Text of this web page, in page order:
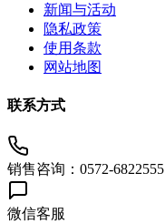
新闻与活动
隐私政策
使用条款
网站地图
联系方式
销售咨询：0572-6822555
微信客服